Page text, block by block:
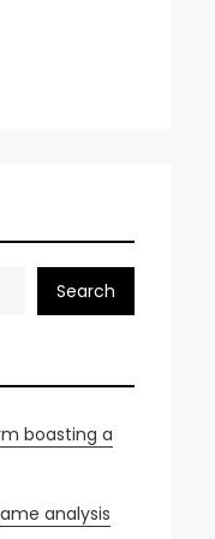
Search
boasting a
analysis